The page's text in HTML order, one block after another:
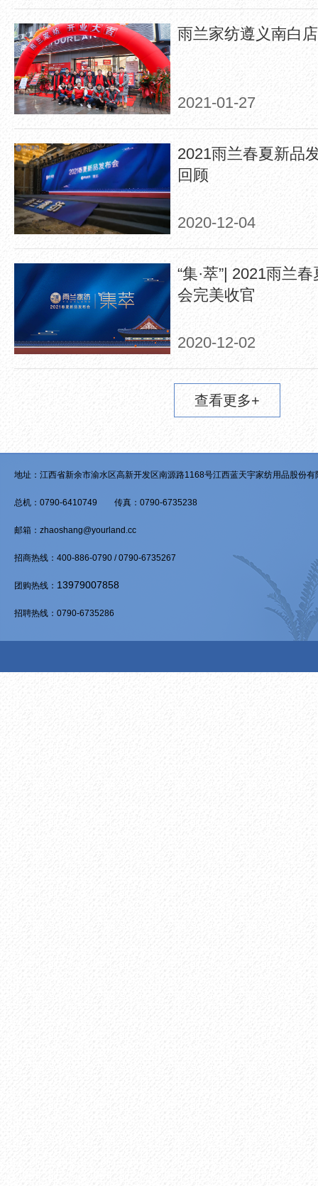
雨兰家纺遵义南白
2021-01-27
2021雨兰春夏新品
回顾
2020-12-04
“集·萃”| 2021雨兰
会完美收官
2020-12-02
查看更多+
地址：江西省新余市渝水区高新开发区南源路1168号江西蓝天宇家纺用品股份
总机：0790-6410749 传真：0790-6735238
邮箱：zhaoshang@yourland.cc
招商热线：400-886-0790 / 0790-6735267
团购热线： 13979007858
招聘热线：0790-6735286